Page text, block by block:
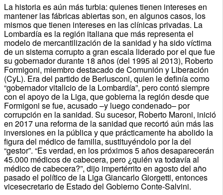
La historia es aún más turbia: quienes tienen intereses en
mantener las fábricas abiertas son, en algunos casos, los
mismos que tienen intereses en las clínicas privadas. La
Lombardía es la región italiana que más representa el
modelo de mercantilización de la sanidad y ha sido víctima
de un sistema corrupto a gran escala liderado por el que fue
su gobernador durante 18 años (del 1995 al 2013), Roberto
Formigoni, miembro destacado de Comunión y Liberación
(CyL). Era del partido de Berlusconi, quien le definía como
“gobernador vitalicio de la Lombardía”, pero contó siempre
con el apoyo de la Liga, que gobierna la región desde que
Formigoni se fue, acusado –y luego condenado– por
corrupción en la sanidad. Su sucesor, Roberto Maroni, inició
en 2017 una reforma de la sanidad que recortó aún más las
inversiones en la pública y que prácticamente ha abolido la
figura del médico de familia, sustituyéndolo por la del
“gestor”. “Es verdad, en los próximos 5 años desaparecerán
45.000 médicos de cabecera, pero ¿quién va todavía al
médico de cabecera?”, dijo impertérrito en agosto del año
pasado el político de la Liga Giancarlo Giorgetti, entonces
vicesecretario de Estado del Gobierno Conte-Salvini.